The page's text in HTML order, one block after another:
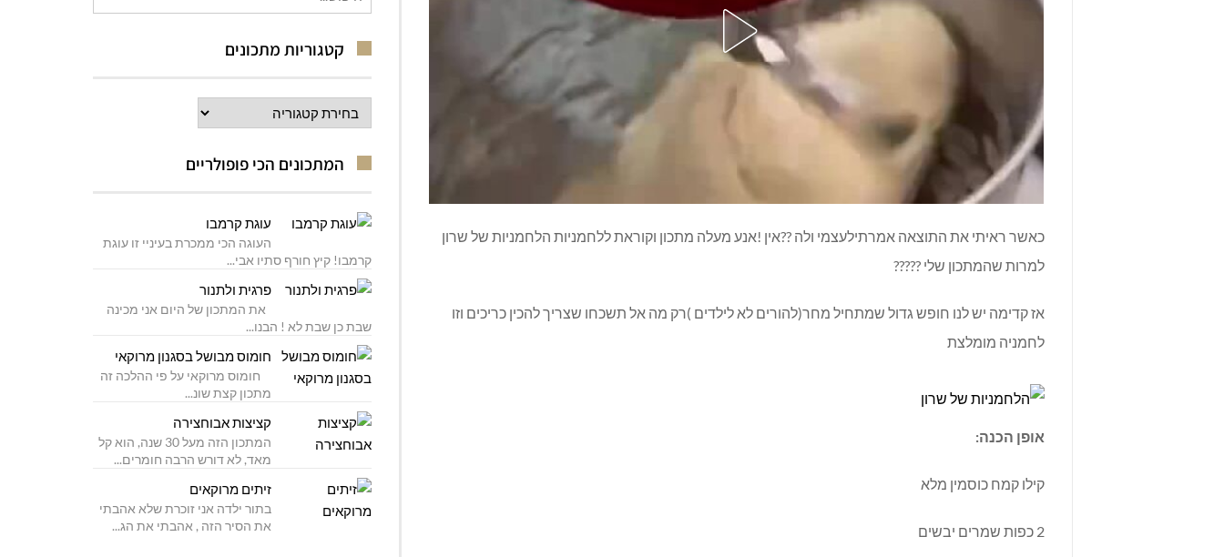
כאשר ראיתי את התוצאה אמרתילעצמי ולה ??אין !אנע מעלה מתכון וקוראת ללחמניות הלחמניות של שרון
למרות שהמתכון שלי ?????
אז קדימה יש לנו חופש גדול שמתחיל מחר(להורים לא לילדים )רק מה אל תשכחו שצריך להכין כריכים וזו
לחמניה מומלצת
אופן הכנה:
קילו קמח כוסמין מלא
2 כפות שמרים יבשים
עבור:
קטגוריות מתכונים
קטגוריות
מתכונים
המתכונים הכי פופולריים
עוגת קרמבו
העוגה הכי ממכרת בעיניי זו עוגת
קרמבו! קיץ חורף סתיו אבי...
פרגית ולתנור
את המתכון של היום אני מכינה
שבת כן שבת לא ! הבנו...
חומוס מבושל בסגנון מרוקאי
חומוס מרוקאי על פי ההלכה זה
מתכון קצת שונ...
קציצות אבוחצירה
המתכון הזה מעל 30 שנה, הוא קל
מאד, לא דורש הרבה חומרים...
זיתים מרוקאים
בתור ילדה אני זוכרת שלא אהבתי
את הסיר הזה , אהבתי את הג...